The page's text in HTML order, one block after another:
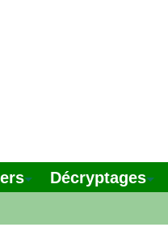
Décryptages